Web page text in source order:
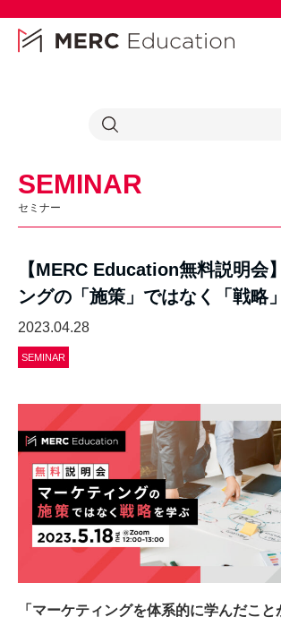
SEMINAR
セミナー
【MERC Education無料説明会
ングの「施策」ではなく「戦略
2023.04.28
SEMINAR
「マーケティングを体系的に学んだこと